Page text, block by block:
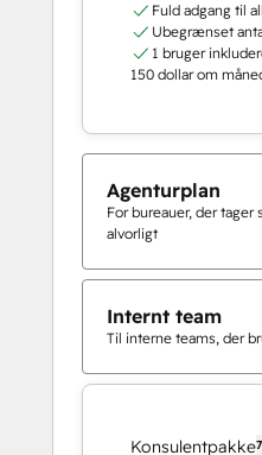
Fuld adgang til
Ubegrænset
1 bruger
150 dollar om
Agenturplan
For bureauer, der tager
alvorligt
Internt team
Til interne teams, der
Konsulentpakke